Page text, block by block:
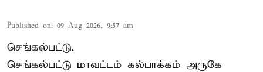
Published on: 09 Aug 2026, 9:57 am
செங்கல்பட்டு,
செங்கல்பட்டு மாவட்டம் கல்பாக்கம் அருகே